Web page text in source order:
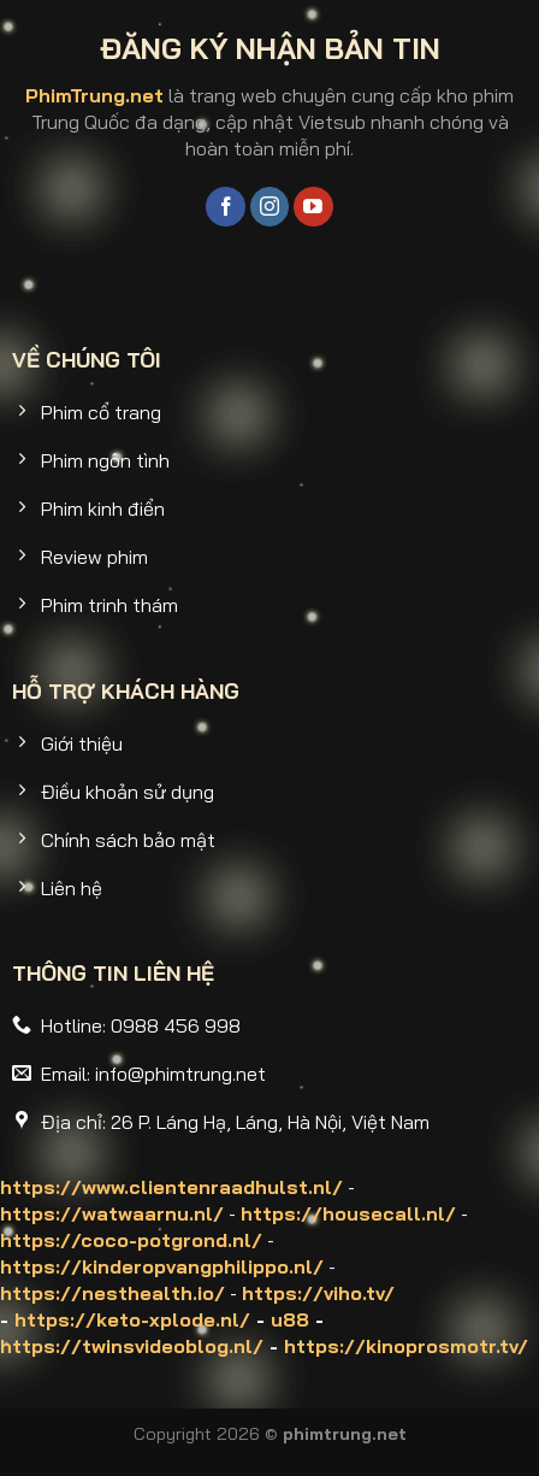
ĐĂNG KÝ NHẬN BẢN TIN
PhimTrung.net là trang web chuyên cung cấp kho phim
Trung Quốc đa dạng, cập nhật Vietsub nhanh chóng và
hoàn toàn miễn phí.
VỀ CHÚNG TÔI
Phim cổ trang
Phim ngôn tình
Phim kinh điển
Review phim
Phim trinh thám
HỖ TRỢ KHÁCH HÀNG
Giới thiệu
Điều khoản sử dụng
Chính sách bảo mật
Liên hệ
THÔNG TIN LIÊN HỆ
Hotline: 0988 456 998
Email: info@phimtrung.net
Địa chỉ: 26 P. Láng Hạ, Láng, Hà Nội, Việt Nam
https://www.clientenraadhulst.nl/ -
https://watwaarnu.nl/ - https://housecall.nl/ -
https://coco-potgrond.nl/ -
https://kinderopvangphilippo.nl/ -
https://nesthealth.io/ - https://viho.tv/
- https://keto-xplode.nl/ - u88 -
https://twinsvideoblog.nl/ - https://kinoprosmotr.tv/
Copyright 2026 © phimtrung.net